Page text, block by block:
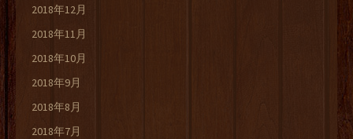
2018年12月
2018年11月
2018年10月
2018年9月
2018年8月
2018年7月